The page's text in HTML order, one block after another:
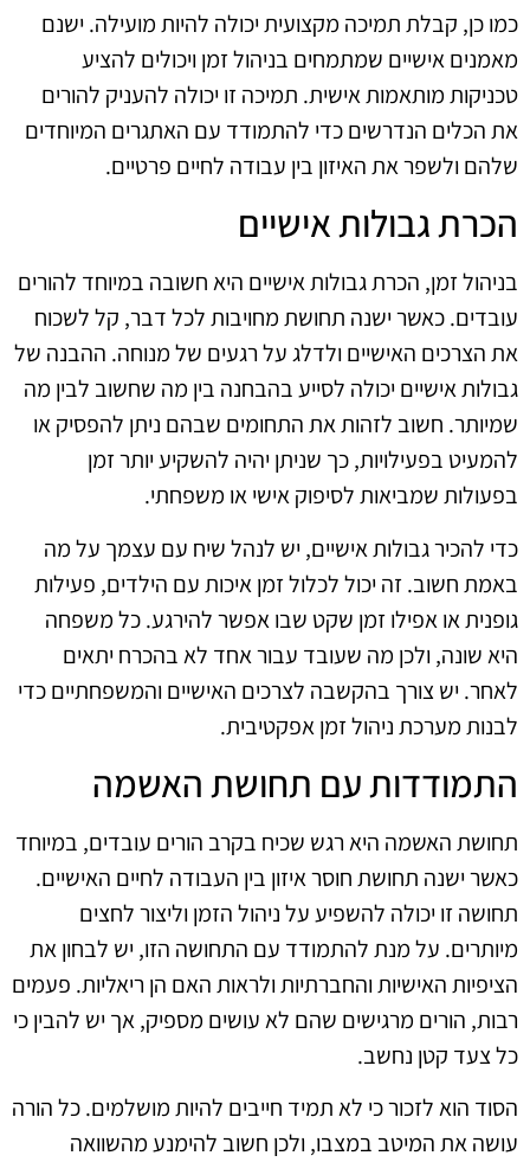
כמו כן, קבלת תמיכה מקצועית יכולה להיות מועילה. ישנם
מאמנים אישיים שמתמחים בניהול זמן ויכולים להציע
טכניקות מותאמות אישית. תמיכה זו יכולה להעניק להורים
את הכלים הנדרשים כדי להתמודד עם האתגרים המיוחדים
שלהם ולשפר את האיזון בין עבודה לחיים פרטיים.
הכרת גבולות אישיים
בניהול זמן, הכרת גבולות אישיים היא חשובה במיוחד להורים
עובדים. כאשר ישנה תחושת מחויבות לכל דבר, קל לשכוח
את הצרכים האישיים ולדלג על רגעים של מנוחה. ההבנה של
גבולות אישיים יכולה לסייע בהבחנה בין מה שחשוב לבין מה
שמיותר. חשוב לזהות את התחומים שבהם ניתן להפסיק או
להמעיט בפעילויות, כך שניתן יהיה להשקיע יותר זמן
בפעולות שמביאות לסיפוק אישי או משפחתי.
כדי להכיר גבולות אישיים, יש לנהל שיח עם עצמך על מה
באמת חשוב. זה יכול לכלול זמן איכות עם הילדים, פעילות
גופנית או אפילו זמן שקט שבו אפשר להירגע. כל משפחה
היא שונה, ולכן מה שעובד עבור אחד לא בהכרח יתאים
לאחר. יש צורך בהקשבה לצרכים האישיים והמשפחתיים כדי
לבנות מערכת ניהול זמן אפקטיבית.
התמודדות עם תחושת האשמה
תחושת האשמה היא רגש שכיח בקרב הורים עובדים, במיוחד
כאשר ישנה תחושת חוסר איזון בין העבודה לחיים האישיים.
תחושה זו יכולה להשפיע על ניהול הזמן וליצור לחצים
מיותרים. על מנת להתמודד עם התחושה הזו, יש לבחון את
הציפיות האישיות והחברתיות ולראות האם הן ריאליות. פעמים
רבות, הורים מרגישים שהם לא עושים מספיק, אך יש להבין כי
כל צעד קטן נחשב.
הסוד הוא לזכור כי לא תמיד חייבים להיות מושלמים. כל הורה
עושה את המיטב במצבו, ולכן חשוב להימנע מהשוואה